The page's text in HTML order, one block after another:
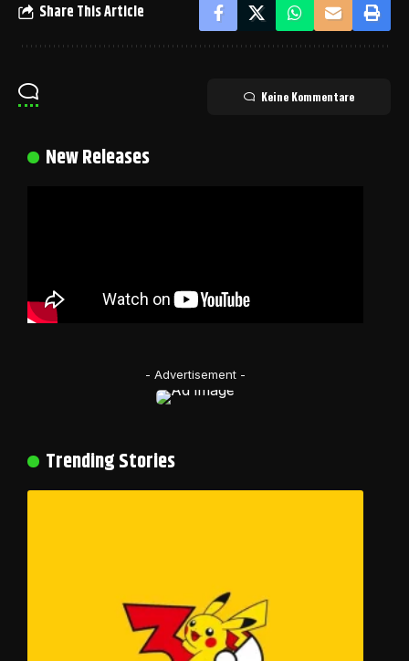
Share This Article
Keine Kommentare
New Releases
- Advertisement -
Trending Stories